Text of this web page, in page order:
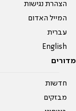
הצהרת נגישות
המייל האדום
עברית
English
מדורים
חדשות
מבזקים